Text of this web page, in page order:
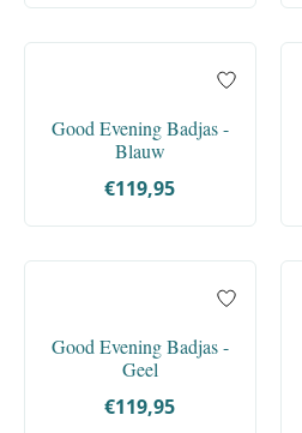
Good Evening Badjas -
Blauw
€119,95
Good Evening Badjas -
Geel
€119,95